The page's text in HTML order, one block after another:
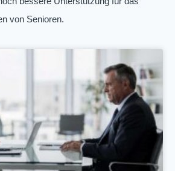
von Senioren.